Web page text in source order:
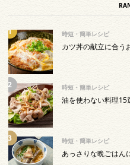
時短・簡単レシピ
カツ丼の献立に合う
時短・簡単レシピ
油を使わない料理15
時短・簡単レシピ
あっさりな晩ごはん